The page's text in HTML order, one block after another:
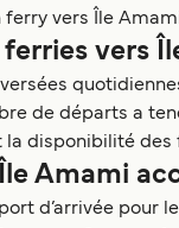
ferry vers Île
ferries vers
de départs a
la disponibilité des
Amami
port d’arrivée